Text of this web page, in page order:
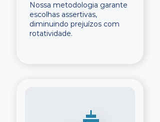
Nossa metodologia garante
escolhas assertivas,
diminuindo prejuízos com
rotatividade.